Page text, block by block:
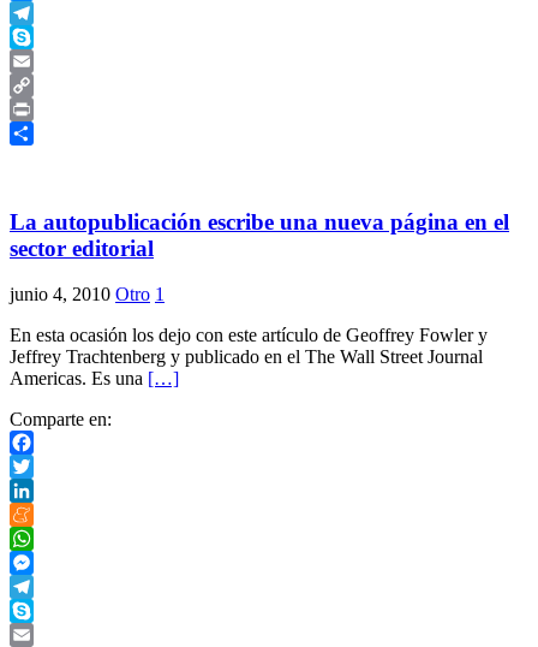
Messenger
Telegram
Skype
Email
Copy
Link
Print
La autopublicación escribe una nueva página en el
sector editorial
junio 4, 2010 Otro 1
En esta ocasión los dejo con este artículo de Geoffrey Fowler y
Jeffrey Trachtenberg y publicado en el The Wall Street Journal
Americas. Es una […]
Comparte en:
Facebook
Twitter
LinkedIn
Meneame
WhatsApp
Messenger
Telegram
Skype